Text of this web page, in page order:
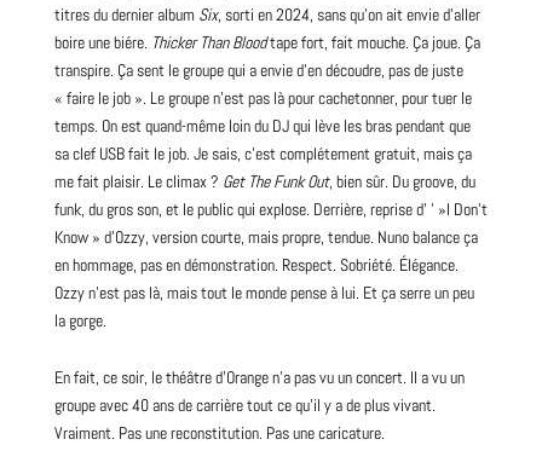
titres du dernier album Six, sorti en 2024, sans qu’on ait envie d’aller
boire une biére. Thicker ThanBloodtape fort, fait mouche. Ça joue. Ça
transpire. Ça sent le groupe qui a envie d’en découdre, pas de juste
« faire le job ». Le groupe n’est pas là pour cachetonner, pour tuer le
temps. On est quand-même loin du DJ qui lève les bras pendant que
sa clef USB fait le job. Je sais, c’est complétementgratuit, mais ça
me fait plaisir. Le climax ? Get The Funk Out, bien sûr. Du groove, du
funk, du gros son, et le public qui explose. Derrière, reprise d’ ’ »I Don’t
Know » d’Ozzy, version courte, mais propre, tendue. Nuno balance ça
en hommage, pas en démonstration. Respect. Sobriété. Élégance.
Ozzyn’est pas là, mais tout le monde pense à lui. Et ça serre un peu
la gorge.
En fait, ce soir, le théâtre d’Orange n’a pas vu un concert. Il a vu un
groupe avec 40 ans de carrière tout ce qu’il y a de plus vivant.
Vraiment. Pas une reconstitution. Pas une caricature.